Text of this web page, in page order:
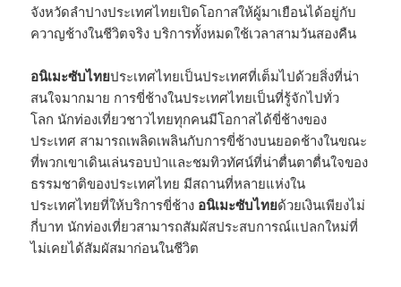
จังหวัดลำปางประเทศไทยเปิดโอกาสให้ผู้มาเยือนได้อยู่กับ
ควาญช้างในชีวิตจริง บริการทั้งหมดใช้เวลาสามวันสองคืน
อนิเมะซับไทยประเทศไทยเป็นประเทศที่เต็มไปด้วยสิ่งที่น่า
สนใจมากมาย การขี่ช้างในประเทศไทยเป็นที่รู้จักไปทั่ว
โลก นักท่องเที่ยวชาวไทยทุกคนมีโอกาสได้ขี่ช้างของ
ประเทศ สามารถเพลิดเพลินกับการขี่ช้างบนยอดช้างในขณะ
ที่พวกเขาเดินเล่นรอบป่าและชมทิวทัศน์ที่น่าตื่นตาตื่นใจของ
ธรรมชาติของประเทศไทย มีสถานที่หลายแห่งใน
ประเทศไทยที่ให้บริการขี่ช้าง อนิเมะซับไทยด้วยเงินเพียงไม่
กี่บาท นักท่องเที่ยวสามารถสัมผัสประสบการณ์แปลกใหม่ที่
ไม่เคยได้สัมผัสมาก่อนในชีวิต